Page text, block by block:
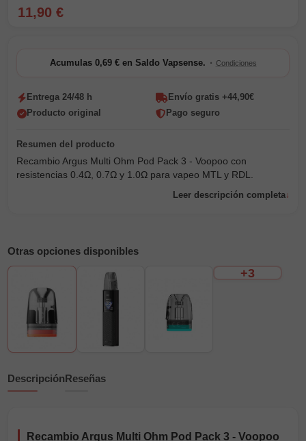
11,90 €
Acumulas 0,69 € en Saldo Vapsense. · Condiciones
Entrega 24/48 h
Envío gratis +44,90€
Producto original
Pago seguro
Recambio Argus Multi Ohm Pod Pack 3 - Voopoo con
resistencias 0.4Ω, 0.7Ω y 1.0Ω para vapeo MTL y RDL.
Leer descripción completa
Otras opciones disponibles
+3
DescripciónReseñas
Recambio Argus Multi Ohm Pod Pack 3 - Voopoo